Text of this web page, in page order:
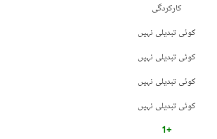
کارکردگی
کوئی تبدیلی نہیں
کوئی تبدیلی نہیں
کوئی تبدیلی نہیں
کوئی تبدیلی نہیں
+1